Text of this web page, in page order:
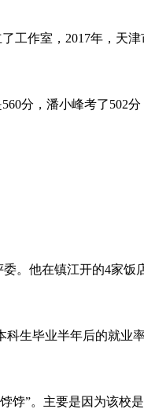
作室，2017年，天
分，潘小峰考了502
。他在镇江开的4家饭
生毕业半年后的就业
”。主要是因为该校是